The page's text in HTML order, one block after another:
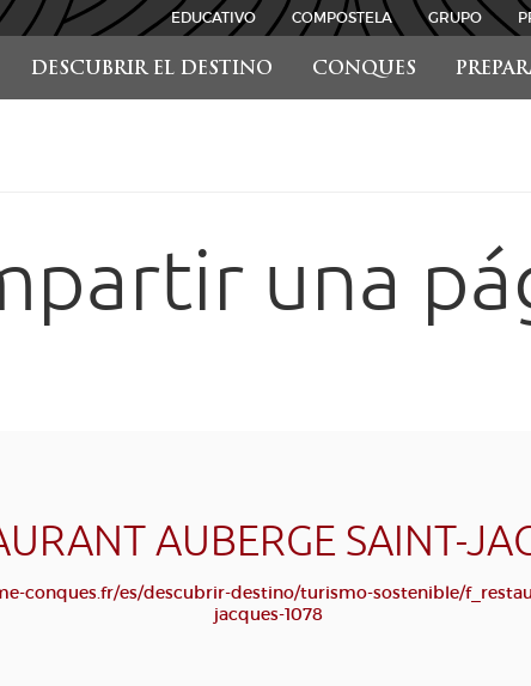
DESCUBRIR EL DESTINO CONQUES
EDUCATIVO COMPOSTELA GRUPO
una
AUBERGE SAINT-
conques.fr/es/descubrir-destino/turismo-sostenible/
jacques-1078